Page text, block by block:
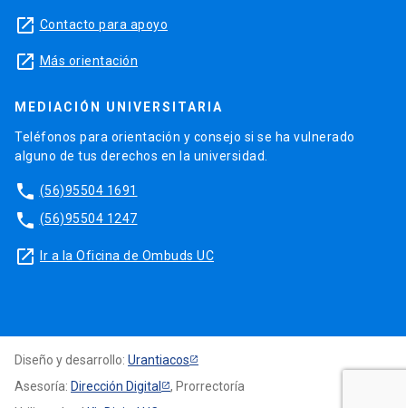
launch Contacto para apoyo
launch Más orientación
MEDIACIÓN UNIVERSITARIA
Teléfonos para orientación y consejo si se ha vulnerado
alguno de tus derechos en la universidad.
phone (56)95504 1691
phone (56)95504 1247
launch Ir a la Oficina de Ombuds UC
Diseño y desarrollo: Urantiacos
Asesoría: Dirección Digital
, Prorrectoría